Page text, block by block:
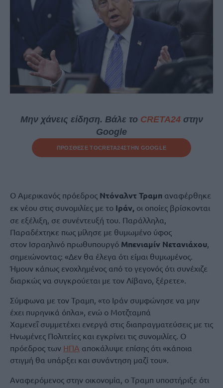
Μην χάνεις είδηση. Βάλε το CRETA24στην
Google
ΠΡΟΣΘΕΣΕ ΤΟCRETA24ΣΤΗΝ GOOGLE
Ο Αμερικανός πρόεδρος Ντόναλντ Τραμπ αναφέρθηκε
εκ νέου στις συνομιλίες με το Ιράν, οι οποίες βρίσκονται
σε εξέλιξη, σε συνέντευξή του. Παράλληλα,
Παραδέχτηκε πως μίλησε με θυμωμένο ύφος
στον Ισραηλινό πρωθυπουργό Μπενιαμίν Νετανιάχου,
σημειώνοντας: «Δεν θα έλεγα ότι είμαι θυμωμένος.
Ήμουν κάπως ενοχλημένος από το γεγονός ότι συνέχιζε
διαρκώς να συγκρούεται με τον Λίβανο, ξέρετε».
Σύμφωνα με τον Τραμπ, «το Ιράν συμφώνησε να μην
έχει πυρηνικά όπλα», ενώ ο Μοτζταμπά
Χαμενεΐ συμμετέχει ενεργά στις διαπραγματεύσεις με τις
Ηνωμένες Πολιτείες και εγκρίνει τις συνομιλίες. Ο
πρόεδρος των ΗΠΑ αποκάλυψε επίσης ότι «κάποια
στιγμή θα υπάρξει και συνάντηση μαζί του».
Αναφερόμενος στην οικονομία, ο Τραμπ υποστήριξε ότι